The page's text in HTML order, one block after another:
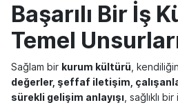
Başarılı Bir İş
Temel
Sağlam bir kurum kültürü,
değerler, şeffaf iletişim,
sürekli gelişim anlayışı, sağlıklı